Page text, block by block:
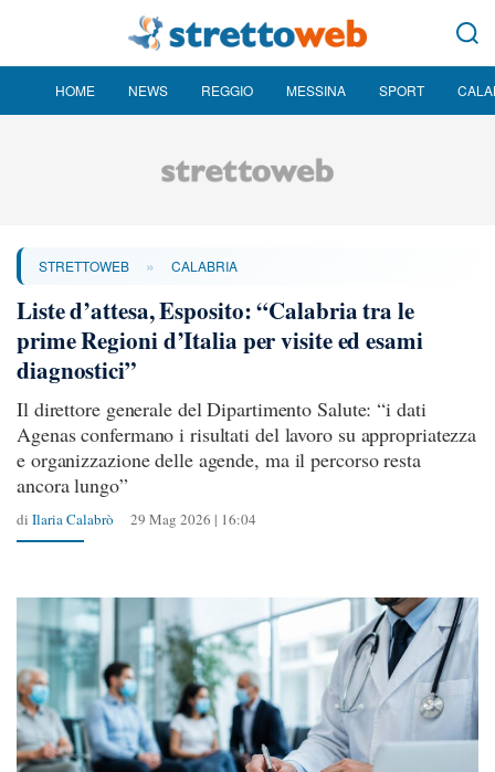
HOME NEWS REGGIO MESSINA SPORT
STRETTOWEB » CALABRIA
Liste d’attesa, Esposito: “Calabria tra le
prime Regioni d’Italia per visite ed esami
diagnostici”
Il direttore generale del Dipartimento Salute: “i dati
Agenas confermano i risultati del lavoro su appropriatezza
e organizzazione delle agende, ma il percorso resta
ancora lungo”
di Ilaria Calabrò 29 Mag 2026 | 16:04